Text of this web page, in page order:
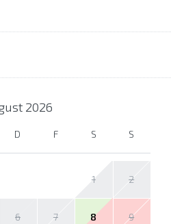
2026
D F S S
1 2
6 7 8 9